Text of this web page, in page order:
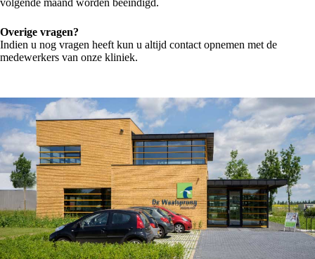
volgende maand worden beëindigd.
Overige vragen?
Indien u nog vragen heeft kun u altijd contact opnemen met de
medewerkers van onze kliniek.